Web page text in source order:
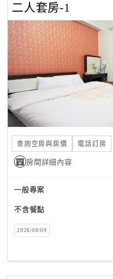
客
服
務
顧
客
度
訂
單
管
會
員
帳
二人套房-1
查詢空房與房價 電話訂房
房間詳細內容
一般專案
不含餐點
2026/08/09